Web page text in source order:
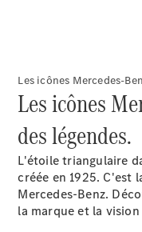
Modèles
Modèles hybrides
Berlines
Les icônes Mercedes-
Les icônes
des légendes.
L'étoile triangulaire
créée en 1925. C'est
Mercedes-Benz.
la marque et la